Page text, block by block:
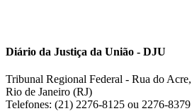
Diário da Justiça da União - DJU
Tribunal Regional Federal - Rua do
Rio de Janeiro (RJ)
Telefones: (21) 2276-8125 ou 2276-8379